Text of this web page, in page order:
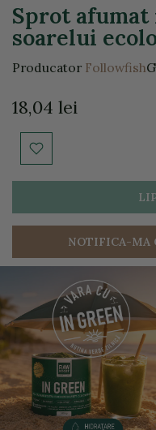
Sprot
soarelui
Producator Followfish
18,04 lei
NOTIFICA-MA